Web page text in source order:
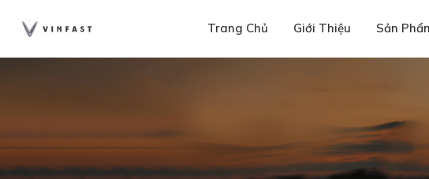
Trang Chủ Giới Thiệu Sản